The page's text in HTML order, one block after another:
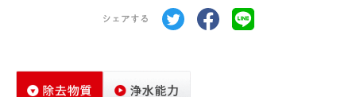
シェアする